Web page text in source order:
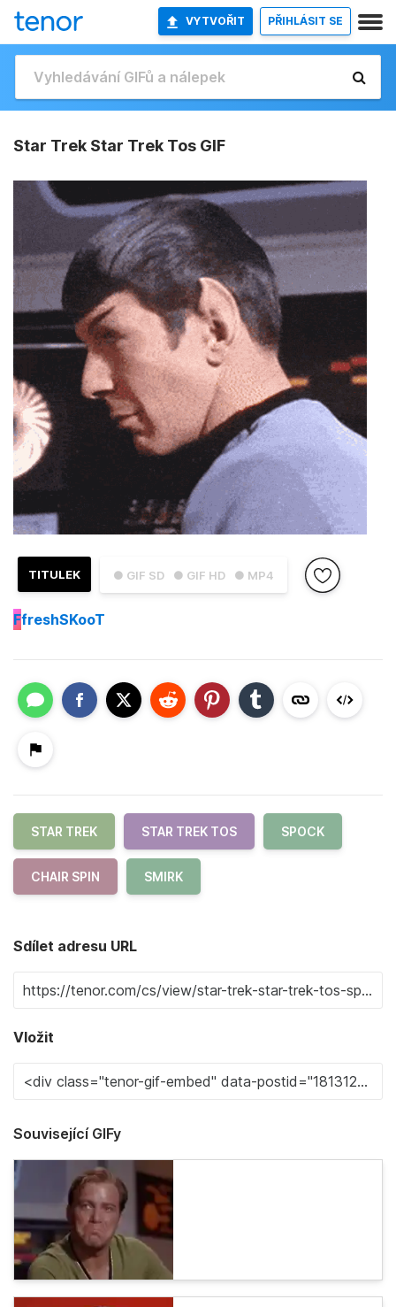
VYTVOŘIT PŘIHLÁSIT SE
Star Trek Star Trek Tos GIF
● GIF SD ● GIF HD ● MP4
TITULEK
FfreshSKooT
STAR TREK STAR TREK TOS SPOCK
CHAIR SPIN SMIRK
Sdílet adresu URL
Vložit
Související GIFy